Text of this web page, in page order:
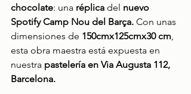
chocolate: una réplica del nuevo
Spotify Camp Nou del Barça. Con unas
dimensiones de 150cmx125cmx30 cm
esta obra maestra está expuesta en
nuestra pastelería en Via Augusta 112,
Barcelona.